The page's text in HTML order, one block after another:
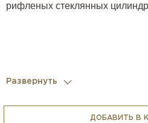
рифленых стеклянных
Развернуть
ДОБАВИТЬ В